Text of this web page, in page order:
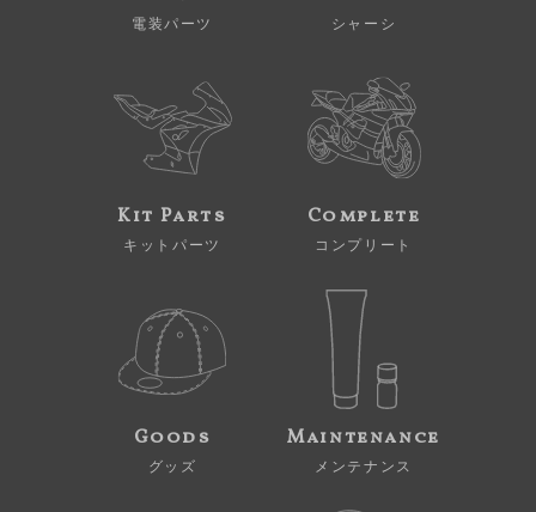
電装パーツ シャーシ
Kit Parts
キットパーツ
Complete
コンプリート
Goods
グッズ
Maintenance
メンテナンス